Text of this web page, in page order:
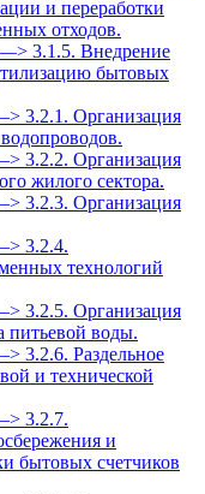
и переработки
отходов.
—> 3.1.5. Внедрение
бытовых
3.2.1. Организация
3.2.2. Организация
жилого сектора.
3.2.3. Организация
3.2.4.
технологий
3.2.5. Организация
питьевой воды.
3.2.6. Раздельное
и технической
3.2.7.
и
бытовых счетчиков